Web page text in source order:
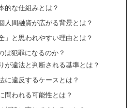
的な仕組みとは？
人間融資が広がる背景とは？
」と思われやすい理由とは？
は犯罪になるのか？
が違法と判断される基準とは？
に違反するケースとは？
問われる可能性とは？